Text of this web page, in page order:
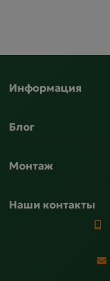
Информация
Блог
Монтаж
Наши контакты